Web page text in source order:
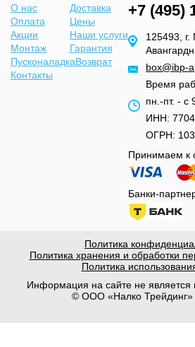
О нас
Доставка
Оплата
Цены
Акции
Наши услуги
Монтаж
Гарантия
ПусконаладкаВозврат
Контакты
+7 (495)
125493, г.
box@ibp-
Время
пн.-пт. - с
ИНН:
ОГРН:
Принимаем к
Банки-
Политика
Политика хранения и обработки
Политика
Информация на сайте не является
© ООО «Налко Трейдинг»